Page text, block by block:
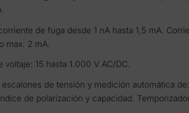
de fuga desde 1 nA hasta 1,5 mA.
max. 2 mA.
voltaje: 15 hasta 1.000 V AC/DC.
escalones de tensión y medición automática
de polarización y capacidad.